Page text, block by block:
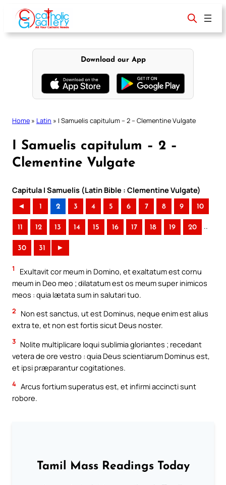
content
Download our App
Home » Latin » I Samuelis capitulum – 2 – Clementine Vulgate
I Samuelis capitulum – 2 –
Clementine Vulgate
Capitula I Samuelis (Latin Bible : Clementine Vulgate)
◄ 1 2 3 4 5 6 7 8 9 10
11 12 13 14 15 16 17 18 19 20 ..
30 31 ►
1
Exultavit cor meum in Domino, et exaltatum est cornu
meum in Deo meo ; dilatatum est os meum super inimicos
meos : quia lætata sum in salutari tuo.
2
Non est sanctus, ut est Dominus, neque enim est alius
extra te, et non est fortis sicut Deus noster.
3 Nolite multiplicare loqui sublimia gloriantes ; recedant
vetera de ore vestro : quia Deus scientiarum Dominus est,
et ipsi præparantur cogitationes.
4 Arcus fortium superatus est, et infirmi accincti sunt
robore.
Tamil Mass Readings Today